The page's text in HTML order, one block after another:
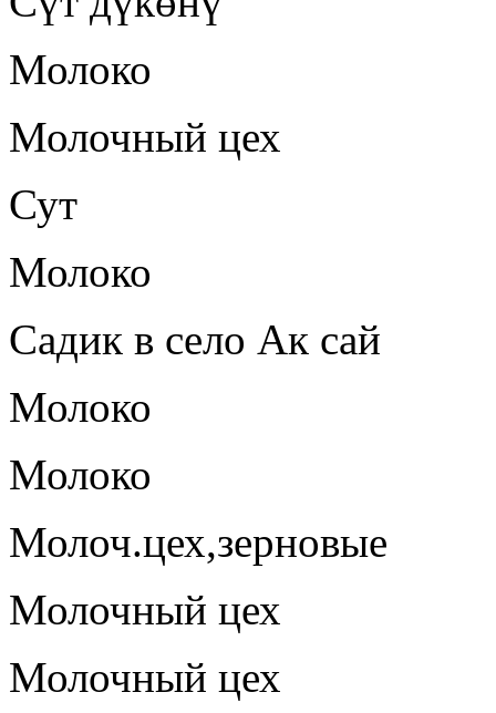
Молоко
Молочный цех
Сут
Молоко
Садик в село Ак сай
Молоко
Молоко
Молоч.цех,зерновые
Молочный цех
Молочный цех